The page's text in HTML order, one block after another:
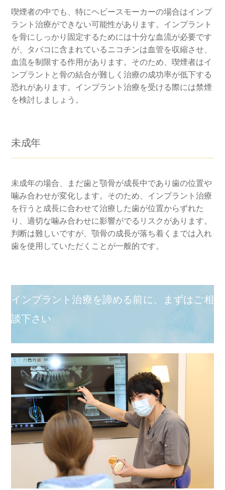
喫煙者の中でも、特にヘビースモーカーの場合はインプ
ラント治療ができない可能性があります。インプラント
を骨にしっかり固定するためには十分な血流が必要です
が、タバコに含まれているニコチンは血管を収縮させ、
血流を制限する作用があります。そのため、喫煙者はイ
ンプラントと骨の結合が難しく治療の成功率が低下する
恐れがあります。インプラント治療を受ける際には禁煙
を検討しましょう。
未成年
未成年の場合、まだ歯と顎骨が成長中であり歯の位置や
噛み合わせが変化します。そのため、インプラント治療
を行うと成長に合わせて治療した歯が位置からずれた
り、適切な噛み合わせに影響がでるリスクがあります。
判断は難しいですが、顎骨の成長が落ち着くまでは入れ
歯を使用していただくことが一般的です。
インプラント治療を諦める前に、まずはご相
談下さい